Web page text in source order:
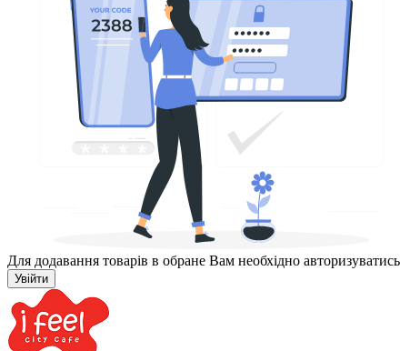
Для додавання товарів в обране Вам необхідно авторизуватись
Увійти